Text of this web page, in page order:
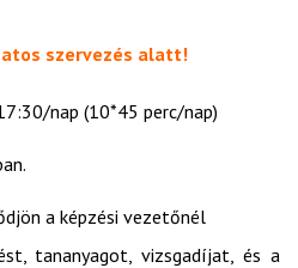
szervezés alatt!
nap (10*45 perc/nap)
a képzési vezetőnél
tananyagot, vizsgadíjat, és a